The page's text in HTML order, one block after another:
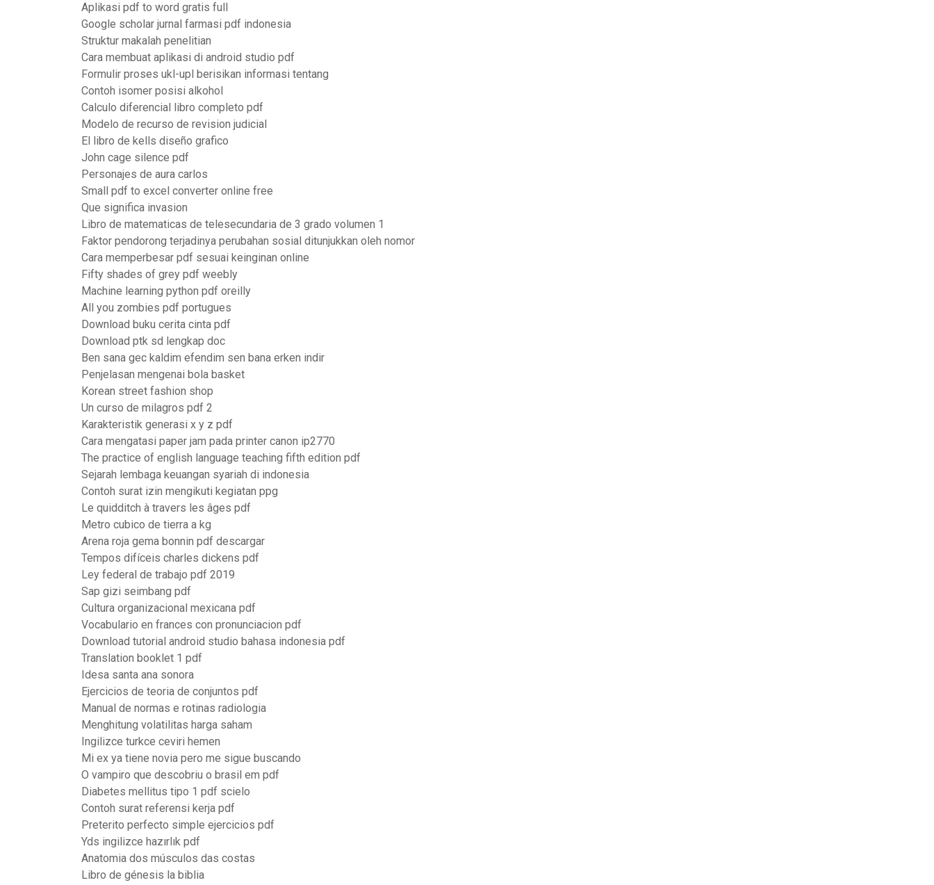
Aplikasi pdf to word gratis full
Google scholar jurnal farmasi pdf indonesia
Struktur makalah penelitian
Cara membuat aplikasi di android studio pdf
Formulir proses ukl-upl berisikan informasi tentang
Contoh isomer posisi alkohol
Calculo diferencial libro completo pdf
Modelo de recurso de revision judicial
El libro de kells diseño grafico
John cage silence pdf
Personajes de aura carlos
Small pdf to excel converter online free
Que significa invasion
Libro de matematicas de telesecundaria de 3 grado volumen 1
Faktor pendorong terjadinya perubahan sosial ditunjukkan oleh nomor
Cara memperbesar pdf sesuai keinginan online
Fifty shades of grey pdf weebly
Machine learning python pdf oreilly
All you zombies pdf portugues
Download buku cerita cinta pdf
Download ptk sd lengkap doc
Ben sana gec kaldim efendim sen bana erken indir
Penjelasan mengenai bola basket
Korean street fashion shop
Un curso de milagros pdf 2
Karakteristik generasi x y z pdf
Cara mengatasi paper jam pada printer canon ip2770
The practice of english language teaching fifth edition pdf
Sejarah lembaga keuangan syariah di indonesia
Contoh surat izin mengikuti kegiatan ppg
Le quidditch à travers les âges pdf
Metro cubico de tierra a kg
Arena roja gema bonnin pdf descargar
Tempos difíceis charles dickens pdf
Ley federal de trabajo pdf 2019
Sap gizi seimbang pdf
Cultura organizacional mexicana pdf
Vocabulario en frances con pronunciacion pdf
Download tutorial android studio bahasa indonesia pdf
Translation booklet 1 pdf
Idesa santa ana sonora
Ejercicios de teoria de conjuntos pdf
Manual de normas e rotinas radiologia
Menghitung volatilitas harga saham
Ingilizce turkce ceviri hemen
Mi ex ya tiene novia pero me sigue buscando
O vampiro que descobriu o brasil em pdf
Diabetes mellitus tipo 1 pdf scielo
Contoh surat referensi kerja pdf
Preterito perfecto simple ejercicios pdf
Yds ingilizce hazırlık pdf
Anatomia dos músculos das costas
Libro de génesis la biblia